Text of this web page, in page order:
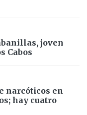
joven
Cabos
narcóticos en
hay cuatro